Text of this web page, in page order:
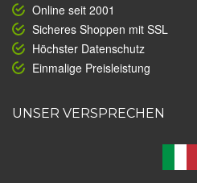
Online seit 2001
Sicheres Shoppen mit SSL
Höchster Datenschutz
Einmalige Preisleistung
UNSER VERSPRECHEN